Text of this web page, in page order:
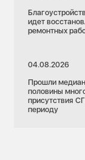
идет
ремонтных
04.08.2026
Прошли
половины
присутствия
периоду